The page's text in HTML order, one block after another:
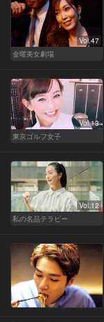
Vol.47
金曜美女劇場
Vol.13
東京ゴルフ女子
Vol.12
私の名品テラピー